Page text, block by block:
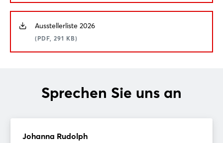
Ausstellerliste 2026
(PDF, 291 KB)
Sprechen Sie uns an
Johanna Rudolph